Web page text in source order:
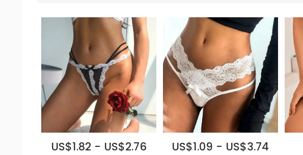
US$1.82 - US$2.76 US$1.09 - US$3.74